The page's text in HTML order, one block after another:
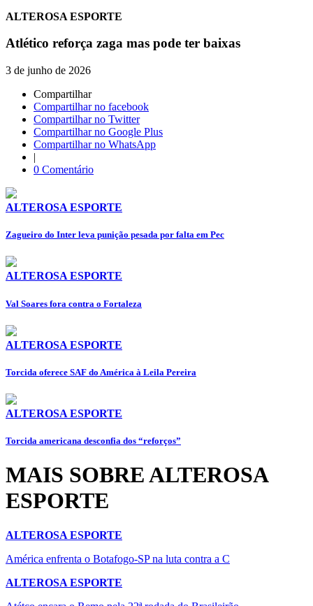
ALTEROSA ESPORTE
Atlético reforça zaga mas pode ter baixas
3 de junho de 2026
Compartilhar
Compartilhar no facebook
Compartilhar no Twitter
Compartilhar no Google Plus
Compartilhar no WhatsApp
|
0 Comentário
ALTEROSA ESPORTE
Zagueiro do Inter leva punição pesada por falta em Pec
ALTEROSA ESPORTE
⁠Val Soares fora contra o Fortaleza
ALTEROSA ESPORTE
Torcida oferece SAF do América à Leila Pereira
ALTEROSA ESPORTE
Torcida americana desconfia dos “reforços”
MAIS SOBRE ALTEROSA
ESPORTE
ALTEROSA ESPORTE
América enfrenta o Botafogo-SP na luta contra a C
ALTEROSA ESPORTE